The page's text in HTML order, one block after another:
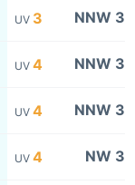
UV 3 NNW 3
UV 4 NNW 3
UV 4 NNW 3
UV 4 NW 3